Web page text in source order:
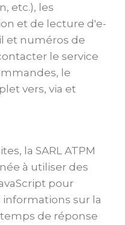
etc.), les
et de lecture d'e-
et numéros de
le service
le
vers, via et
la SARL ATPM
à utiliser des
pour
sur la
de réponse